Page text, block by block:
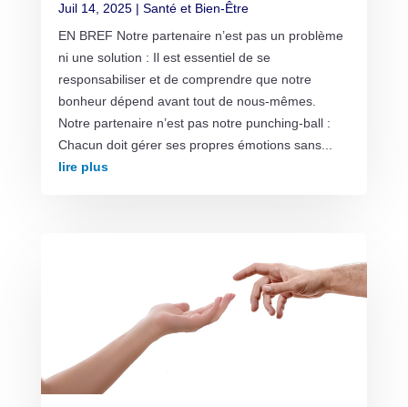
Juil 14, 2025| Santé et Bien-Être
EN BREF Notre partenaire n’est pas un problème
ni une solution : Il est essentiel de se
responsabiliser et de comprendre que notre
bonheur dépend avant tout de nous-mêmes.
Notre partenaire n’est pas notre punching-ball :
Chacun doit gérer ses propres émotions sans...
lire plus